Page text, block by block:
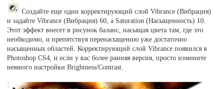
Создайте еще один корректирующий слой Vibrance (Вибрация)
и задайте Vibrance (Вибрация) 60, а Saturation (Насыщенность) 10.
Этот эффект внесет в рисунок баланс, насыщая цвета там, где это
необходимо, и препятствуя перенасыщению уже достаточно
насыщенных областей. Корректирующий слой Vibrance появился в
Photoshop CS4, и если у вас более ранняя версия, просто измените
немного настройки Brightness/Contrast.